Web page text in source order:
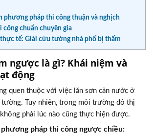
phương pháp thi công thuận và nghịch
công chuẩn chuyên gia
thực tế: Giải cứu tường nhà phố bị thấm
ngược là gì? Khái niệm và
động
quen thuộc với việc lăn sơn cản nước ở
tường. Tuy nhiên, trong môi trường đô thị
phải lúc nào cũng thực hiện được.
pháp thi công ngược chiều: